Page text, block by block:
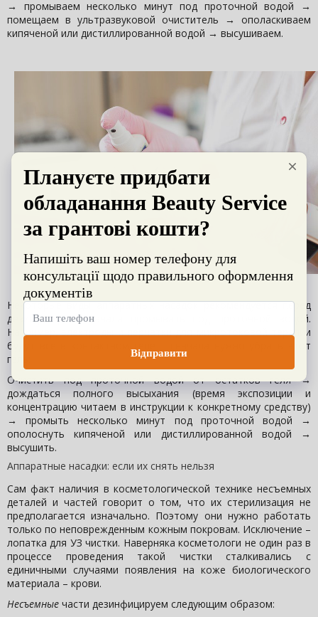
→ промываем несколько минут под проточной водой →
помещаем в ультразвуковой очиститель → ополаскиваем
кипяченой или дистиллированной водой → высушиваем.
Некоторые виды аппаратных насадок рекомендуется перед
дезинфекцией сначала промывать под проточной водой.
Например, электроды и перчатки для микротоковой терапии
будут все в контактном геле – сначала нужно убрать этот
гель:
Очистить под проточной водой от остатков геля →
дождаться полного высыхания (время экспозиции и
концентрацию читаем в инструкции к конкретному средству)
→ промыть несколько минут под проточной водой →
ополоснуть кипяченой или дистиллированной водой →
высушить.
Аппаратные насадки: если их снять нельзя
Сам факт наличия в косметологической технике несъемных
деталей и частей говорит о том, что их стерилизация не
предполагается изначально. Поэтому они нужно работать
только по неповрежденным кожным покровам. Исключение –
лопатка для УЗ чистки. Наверняка косметологи не один раз в
процессе проведения такой чистки сталкивались с
единичными случаями появления на коже биологического
материала – крови.
Несъемные части дезинфицируем следующим образом: